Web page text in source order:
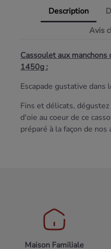
Description
Avis
Cassoulet aux
1450g :
Escapade gustative dans
Fins et délicats,
d'oie au coeur de ce
préparé à la façon de nos
Maison Familiale